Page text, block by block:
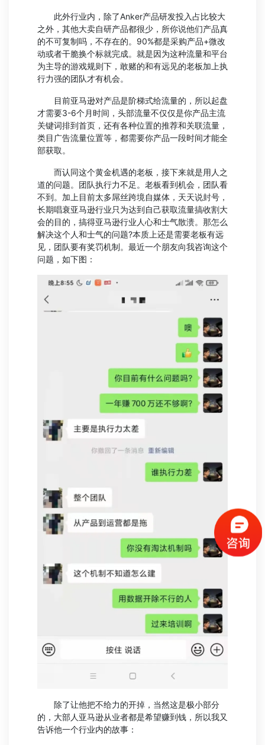
此外行业内，除了Anker产品研发投入占比较大
之外，其他大卖自研产品都很少，所你说他们产品真
的不可复制吗，不存在的。90%都是采购产品+微改
动或者干脆换个标就完成。就是因为这种流量和平台
为主导的游戏规则下，敢赌的和有远见的老板加上执
行力强的团队才有机会。
目前亚马逊对产品是阶梯式给流量的，所以起盘
才需要3-6个月时间，头部流量不仅仅是你产品主流
关键词排到首页，还有各种位置的推荐和关联流量，
类目广告流量位置等，都需要你产品一段时间才能全
部获取。
而认同这个黄金机遇的老板，接下来就是用人之
道的问题。团队执行力不足。老板看到机会，团队看
不到。加上目前太多屌丝跨境自媒体，天天说封号，
长期唱衰亚马逊行业只为达到自己获取流量搞收割大
会的目的，搞得亚马逊行业人心和士气散溃。那怎么
解决这个人和士气的问题?本质上还是需要老板有远
见，团队要有奖罚机制。最近一个朋友向我咨询这个
问题，如下图：
除了让他把不给力的开掉，当然这是极小部分
的，大部人亚马逊从业者都是希望赚到钱，所以我又
告诉他一个行业内的故事：